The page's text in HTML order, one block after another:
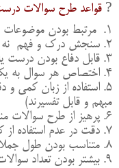
? قواعد طرح سوالات
۱. مرتبط بودن موضوعات با هدفهای آموزشی
۲. سنجش درک و فهم نه یادآوری کلمه به کلمه
۳. قابل دفاع بودن درست یا غلط سوالات
۴. اختصاص هر سوال به یک موضوع
۵. استفاده از زبان کمی و
مبهم و قابل تفسیرند)
۶. پرهیز از طرح سوالات منفی
۷. دقت در عدم استفاده از کلمات راهنما یا اشاره کننده به جواب درست
۸. متناسب بودن طول جملات سوالات درست و یا نادرست
۹. بیشتر بودن تعداد سوالات نادرست از سوالات درست.